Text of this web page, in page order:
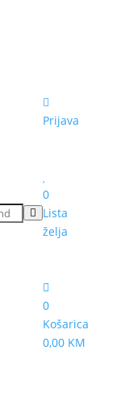
Prijava
0
Lista
želja
0
Košarica
0,00 KM